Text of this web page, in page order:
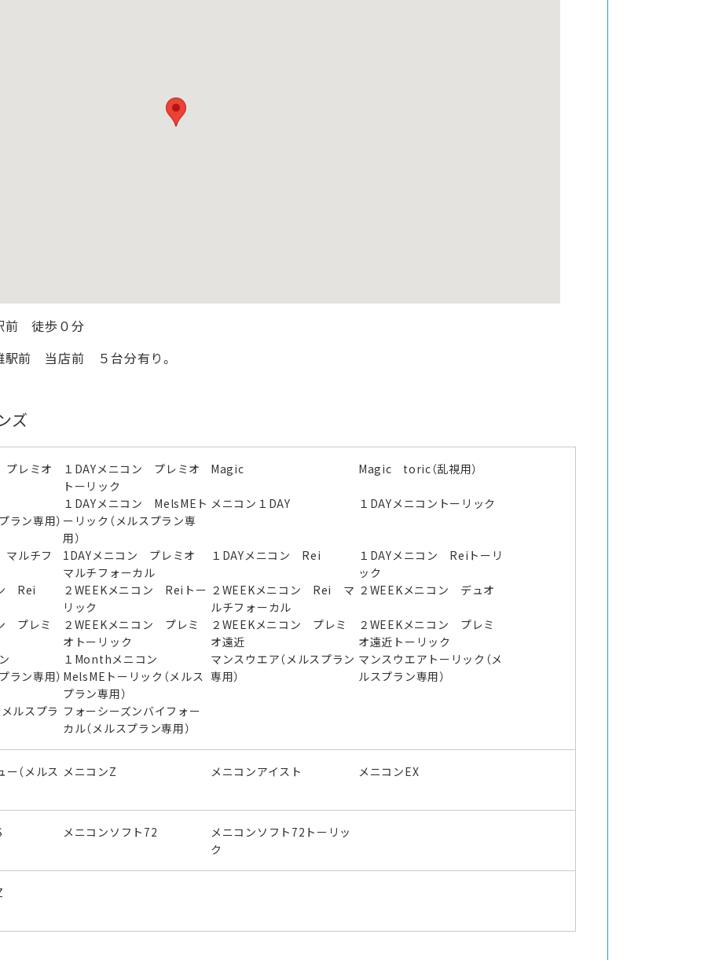
前 徒歩０分
駅前 当店前 ５台分有り。
ズ
プレミオ
１DAYメニコン プレミオ
トーリック
Magic Magic toric（乱視用）
ラン専用）
１DAYメニコン MelsMEト
ーリック（メルスプラン専
用）
メニコン１DAY １DAYメニコントーリック
ルチフ
1DAYメニコン プレミオ
マルチフォーカル
１DAYメニコン Rei
１DAYメニコン Reiトーリ
ック
Rei
２WEEKメニコン Reiトー
リック
２WEEKメニコン Rei マ
ルチフォーカル
２WEEKメニコン デュオ
プレミ
２WEEKメニコン プレミ
オトーリック
２WEEKメニコン プレミ
オ遠近
２WEEKメニコン プレミ
オ遠近トーリック
ラン専用）
１Monthメニコン
MelsMEトーリック（メルス
プラン専用）
マンスウエア（メルスプラン
専用）
マンスウエアトーリック（メ
ルスプラン専用）
ルスプラ フォーシーズンバイフォー
カル（メルスプラン専用）
（メルス メニコンZ メニコンアイスト メニコンEX
メニコンソフト72
メニコンソフト72トーリッ
ク